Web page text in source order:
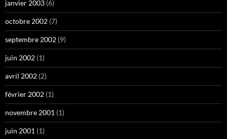
janvier 2003 (6)
octobre 2002 (7)
septembre 2002 (9)
juin 2002 (1)
avril 2002 (2)
février 2002 (1)
novembre 2001 (1)
juin 2001 (1)